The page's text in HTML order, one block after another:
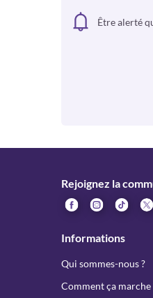
Être alerté
Rejoignez la
Informations
Qui sommes-nous ?
Comment ça marche